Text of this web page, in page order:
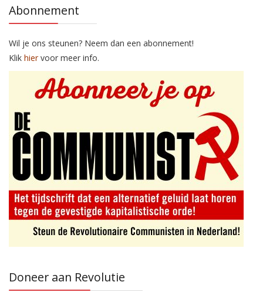
Abonnement
Wil je ons steunen? Neem dan een abonnement!
Klik hiervoor meer info.
Doneer aan Revolutie